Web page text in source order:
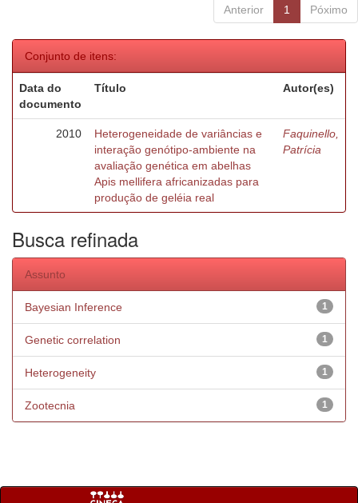
Anterior 1 Póximo
Conjunto de itens:
Data do
documento
Título Autor(es)
2010
Heterogeneidade de variâncias e
interação genótipo-ambiente na
avaliação genética em abelhas
Apis mellifera africanizadas para
produção de geléia real
Faquinello,
Patrícia
Busca refinada
Assunto
1
Bayesian Inference
1
Genetic correlation
1
Heterogeneity
1
Zootecnia